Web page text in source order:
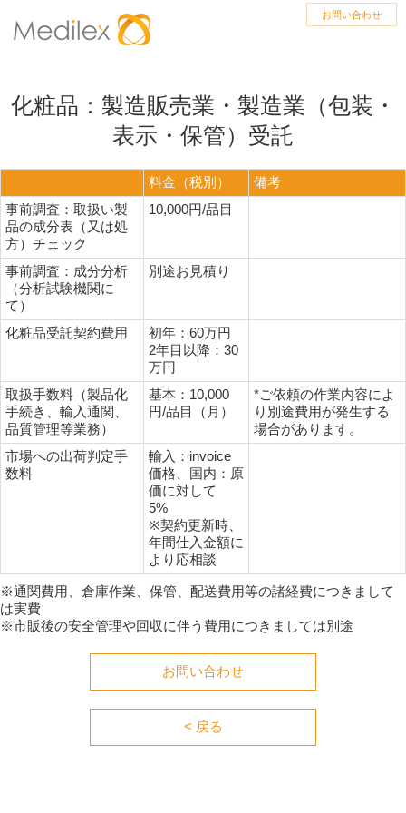
お問い合わせ
化粧品：製造販売業・製造業（包装・
表示・保管）受託
料金（税別）
備考
事前調査：取扱い製
品の成分表（又は処
方）チェック
10,000円/品目
事前調査：成分分析
（分析試験機関に
て）
別途お見積り
化粧品受託契約費用
初年：60万円
2年目以降：30
万円
取扱手数料（製品化
手続き、輸入通関、
品質管理等業務）
基本：10,000
円/品目（月）
*ご依頼の作業内容によ
り別途費用が発生する
場合があります。
市場への出荷判定手
数料
輸入：invoice
価格、国内：原
価に対して
5%
※契約更新時、
年間仕入金額に
より応相談
※通関費用、倉庫作業、保管、配送費用等の諸経費につきまして
は実費
※市販後の安全管理や回収に伴う費用につきましては別途
お問い合わせ
< 戻る